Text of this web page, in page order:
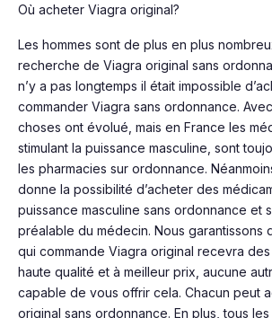
Où acheter Viagra original?
Les hommes sont de plus en plus
recherche de Viagra original sans
n’y a pas longtemps il était impossible
commander Viagra sans ordonnance.
choses ont évolué, mais en France les
stimulant la puissance masculine, sont
les pharmacies sur ordonnance.
donne la possibilité d’acheter des
puissance masculine sans ordonnance et
préalable du médecin. Nous garantissons
qui commande Viagra original recevra
haute qualité et à meilleur prix, aucune
capable de vous offrir cela. Chacun peut
original sans ordonnance. En plus, tous